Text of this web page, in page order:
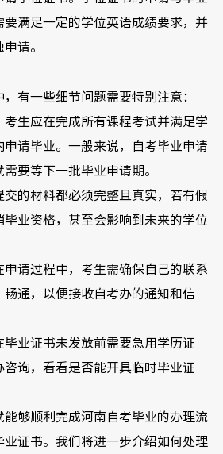
要满足一定的学位英语成绩要求，并
请。
有一些细节问题需要特别注意：
考生应在完成所有课程考试并满足学
申请毕业。一般来说，自考毕业申请
要等下一批毕业申请期。
的材料都必须完整且真实，若有假
业资格，甚至会影响到未来的学位
请过程中，考生需确保自己的联系
畅通，以便接收自考办的通知和信
业证书未发放前需要急用学历证
咨询，看看是否能开具临时毕业证
能够顺利完成河南自考毕业的办理流
业证书。我们将进一步介绍如何处理